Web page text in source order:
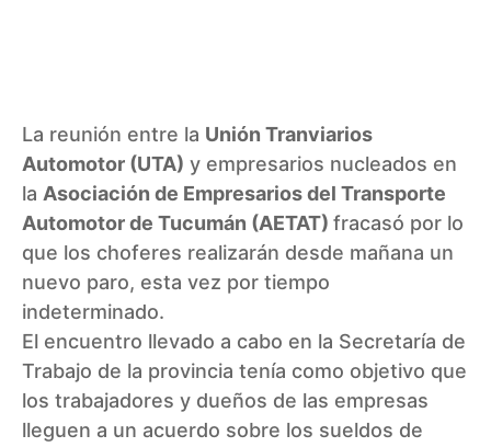
La reunión entre la Unión Tranviarios
Automotor (UTA) y empresarios nucleados en
la Asociación de Empresarios del Transporte
Automotor de Tucumán (AETAT) fracasó por lo
que los choferes realizarán desde mañana un
nuevo paro, esta vez por tiempo
indeterminado.
El encuentro llevado a cabo en la Secretaría de
Trabajo de la provincia tenía como objetivo que
los trabajadores y dueños de las empresas
lleguen a un acuerdo sobre los sueldos de